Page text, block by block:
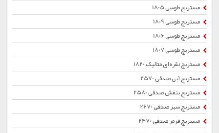
مستربچ طوسی 1805
مستربچ طوسی 1809
مستربچ طوسی 1806
مستربچ طوسی 1807
مستربچ نقره ای متالیک 1820
مستربچ آبی صدفی 2570
مستربچ بنفش صدفی 2580
مستربچ سبز صدفی 2670
مستربچ قرمز صدفی 2470